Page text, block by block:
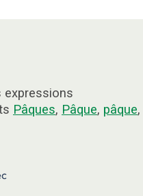
expressions
Pâques, Pâque, pâque,